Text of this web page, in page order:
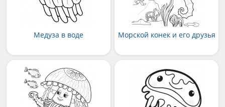
Медуза в воде Морской конек и его друзья